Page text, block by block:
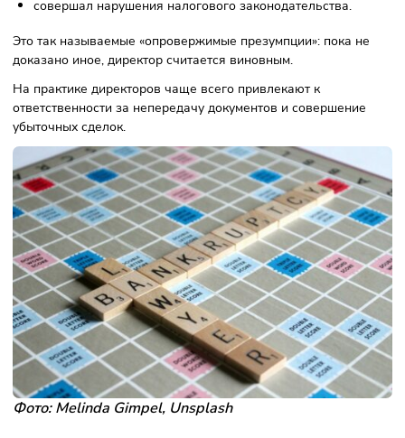
субсидиарной ответственности перечислены в ФЗ «О
несостоятельности (банкротстве)». Они делятся на две
категории: за невозможность удовлетворения
кредиторов и за то, что руководитель вовремя не
заявлением о банкротстве компании в суд. По сути,
руководитель может быть виновен либо в том, что
— банкрот, либо в том, что вовремя не заявил о её
банкротстве.
В законе есть ряд условий, которые могут указывать на
виновность директора:
он совершил или одобрил невыгодные для компании
сделки;
не передал документы о деятельности общества;
совершал нарушения налогового законодательства.
Это так называемые «опровержимые презумпции»: пока
доказано иное, директор считается виновным.